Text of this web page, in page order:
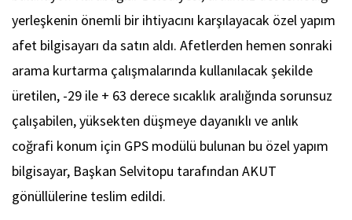
yerleşkenin önemli bir ihtiyacını karşılayacak özel yapım
afet bilgisayarı da satın aldı. Afetlerden hemen sonraki
arama kurtarma çalışmalarında kullanılacak şekilde
üretilen, -29 ile + 63 derece sıcaklık aralığında sorunsuz
çalışabilen, yüksekten düşmeye dayanıklı ve anlık
coğrafi konum için GPS modülü bulunan bu özel yapım
bilgisayar, Başkan Selvitopu tarafından AKUT
gönüllülerine teslim edildi.